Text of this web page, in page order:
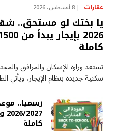
عقارات 8 أغسطس، 2026
يا بختك لو مستحق..
كاملة
تستعد وزارة الإسكان والمرافق
سكنية جديدة بنظام الإيجار، ويأتي
رسميا..
كاملة